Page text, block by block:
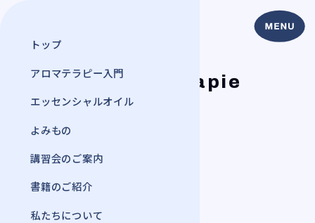
トップ
アロマテラピー入門
エッセンシャルオイル
よみもの
講習会のご案内
書籍のご紹介
私たちについて
Aromathérapie
アロマテラピー
基本ルール
エッセンシャルオイルの選び方
原料植物の学名
原料植物の産地